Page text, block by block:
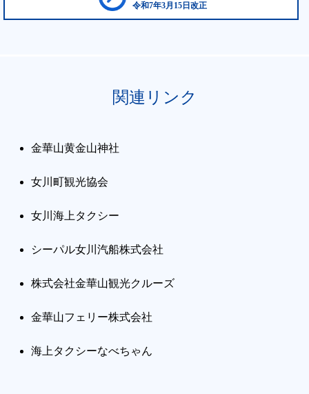
令和7年3月15日改正
関連リンク
金華山黄金山神社
女川町観光協会
女川海上タクシー
シーパル女川汽船株式会社
株式会社金華山観光クルーズ
金華山フェリー株式会社
海上タクシーなべちゃん